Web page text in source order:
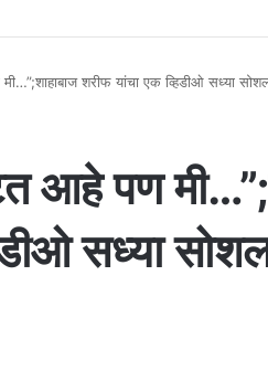
शरीफ यांचा एक व्हिडीओ सध्या
आहे पण
सध्या सोशल